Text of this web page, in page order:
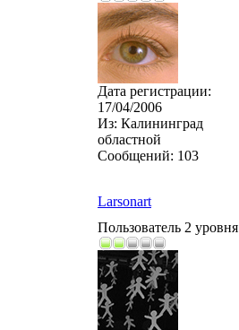
Дата регистрации:
17/04/2006
Из: Калининград
областной
Сообщений: 103
Larsonart
Пользователь 2 уровня